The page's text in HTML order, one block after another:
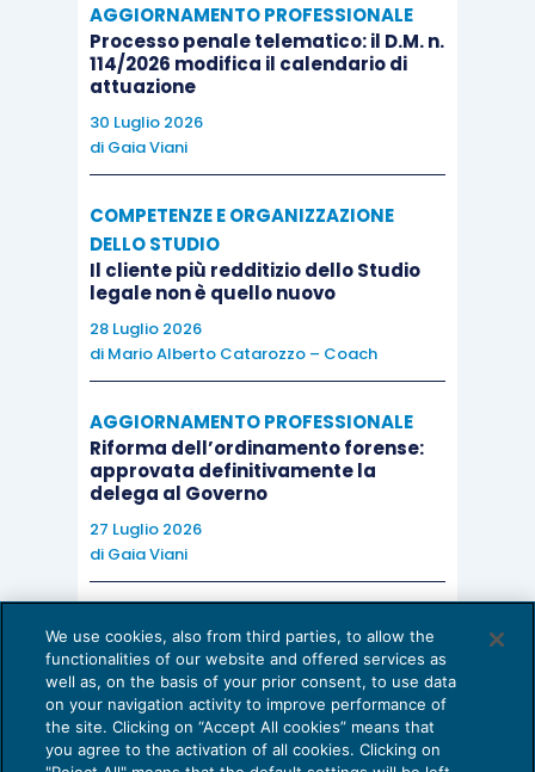
AGGIORNAMENTO PROFESSIONALE
Processo penale telematico: il D.M. n.
114/2026 modifica il calendario di
attuazione
30 Luglio 2026
di Gaia Viani
COMPETENZE E ORGANIZZAZIONE
DELLO STUDIO
Il cliente più redditizio dello Studio
legale non è quello nuovo
28 Luglio 2026
di Mario Alberto Catarozzo – Coach
AGGIORNAMENTO PROFESSIONALE
Riforma dell’ordinamento forense:
approvata definitivamente la
delega al Governo
27 Luglio 2026
di Gaia Viani
Come evitare le allucinazioni dell’AI:
guida per l’avvocato
24 Luglio 2026
di Sofia Savoia
We use cookies, also from third parties, to allow the
functionalities of our website and offered services as
well as, on the basis of your prior consent, to use data
on your navigation activity to improve performance of
the site. Clicking on “Accept All cookies” means that
you agree to the activation of all cookies. Clicking on